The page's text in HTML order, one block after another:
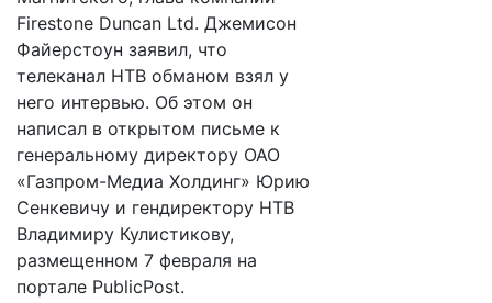
Firestone Duncan Ltd. Джемисон
Файерстоун заявил, что
телеканал НТВ обманом взял у
него интервью. Об этом он
написал в открытом письме к
генеральному директору ОАО
«Газпром-Медиа Холдинг» Юрию
Сенкевичу и гендиректору НТВ
Владимиру Кулистикову,
размещенном 7 февраля на
портале PublicPost.